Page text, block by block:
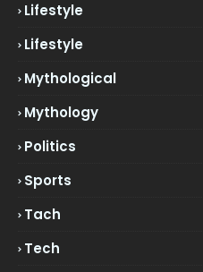
Lifestyle
Lifestyle
Mythological
Mythology
Politics
Sports
Tach
Tech